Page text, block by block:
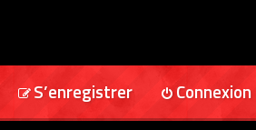
Connexion
S’enregistrer